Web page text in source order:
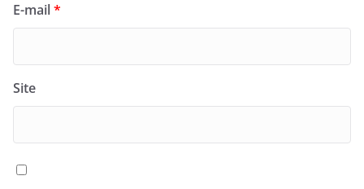
E-mail*
Site